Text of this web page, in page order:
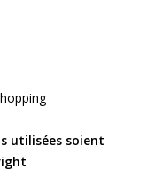
utilisées soient